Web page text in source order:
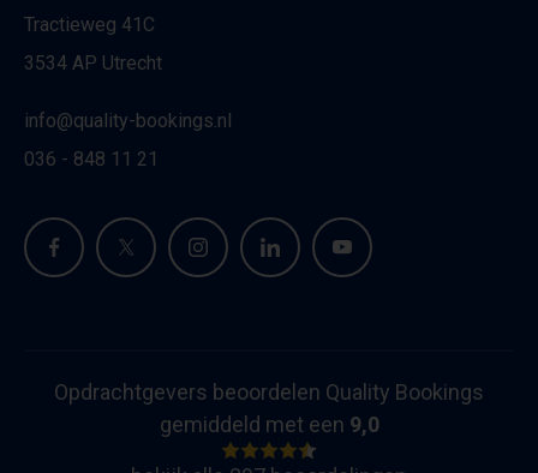
Tractieweg 41C
3534 AP Utrecht
info@quality-bookings.nl
036 - 848 11 21
Opdrachtgevers beoordelen Quality Bookings
gemiddeld met een 9,0